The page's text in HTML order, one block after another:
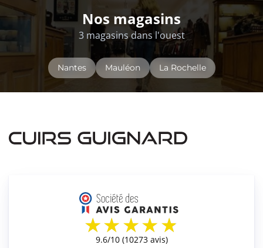
Nos magasins
3 magasins dans l'ouest
Nantes Mauléon La Rochelle